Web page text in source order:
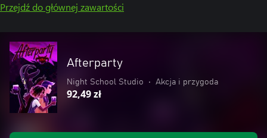
Przejdź do głównej zawartości
Afterparty
Night School Studio • Akcja i przygoda
92,49 zł